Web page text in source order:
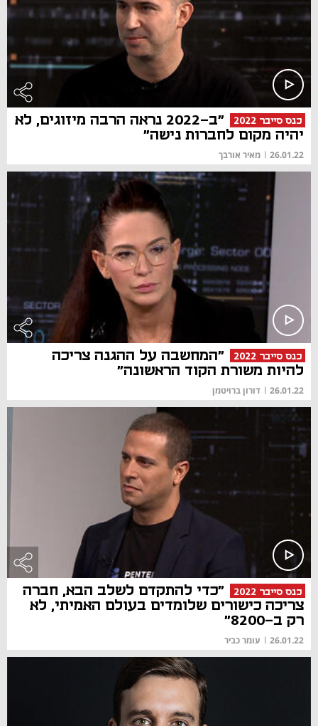
כנס סייבר 2022
"ב-2022 נראה הרבה מיזוגים, לא
יהיה מקום לחברות נישה"
26.01.22
| מאיר אורבך
כנס סייבר 2022
"המחשבה על ההגנה צריכה
להיות משורת הקוד הראשונה"
26.01.22
| דורון ברויטמן
כנס סייבר 2022
"כדי להתקדם לשלב הבא, חברה
צריכה כישורים שלומדים בעולם האמיתי, לא
רק ב-8200"
26.01.22
| עומר כביר